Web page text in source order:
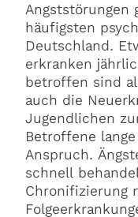
Angststörungen
häufigsten
Deutschland.
erkranken
betroffen sind
auch die
Jugendlichen
Betroffene
Anspruch.
schnell
Chronifizierung